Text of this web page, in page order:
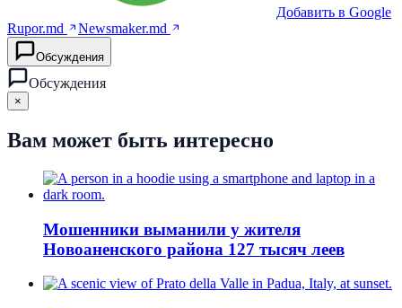
Добавить в Google
Rupor.md
Newsmaker.md
Обсуждения
Обсуждения
×
Вам может быть интересно
Мошенники выманили у жителя
Новоаненского района 127 тысяч леев